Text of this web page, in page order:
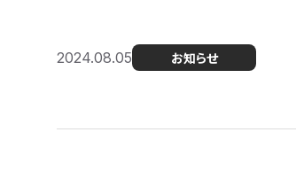
2024.08.05 お知らせ